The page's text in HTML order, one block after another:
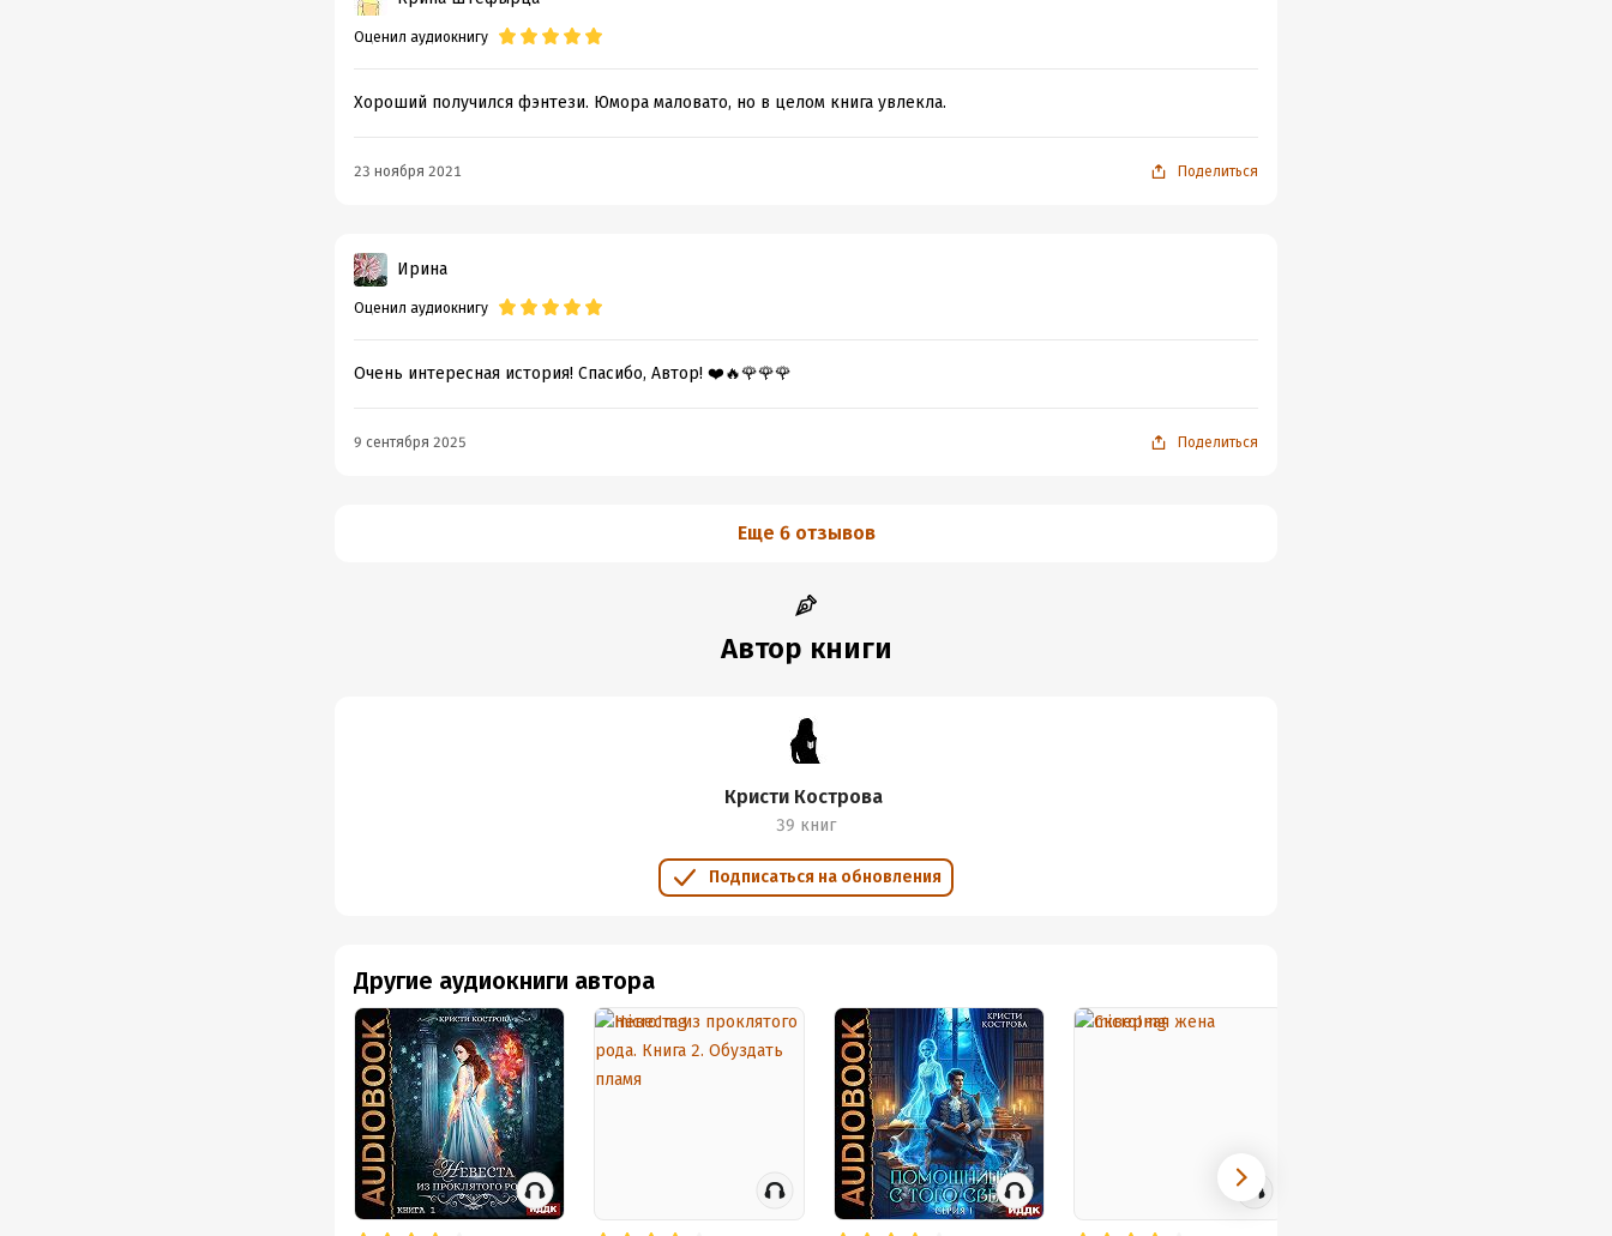
Оценил аудиокнигу
Хороший получился фэнтези. Юмора маловато, но в целом книга увлекла.
23 ноября 2021 Поделиться
Ирина
Оценил аудиокнигу
Очень интересная история! Спасибо, Автор! ❤️🔥🌹🌹🌹
9 сентября 2025 Поделиться
Еще 6 отзывов
Автор книги
Кристи Кострова
39 книг
Подписаться на обновления
Другие аудиокниги автора